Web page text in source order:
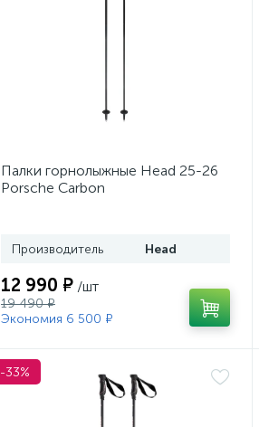
Палки горнолыжные Head 25-26
Porsche Carbon
Производитель Head
12 990 ₽ /шт
19 490 ₽
Экономия 6 500 ₽
-33%